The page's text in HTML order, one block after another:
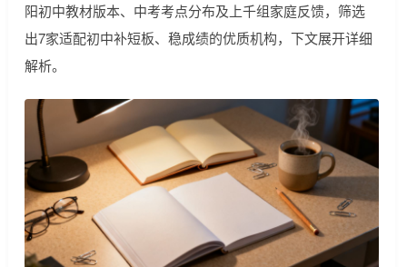
阳初中教材版本、中考考点分布及上千组家庭反馈，筛选
出7家适配初中补短板、稳成绩的优质机构，下文展开详细
解析。